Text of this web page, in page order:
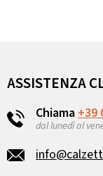
ASSISTENZA
Chiama +39
dal lunedì al